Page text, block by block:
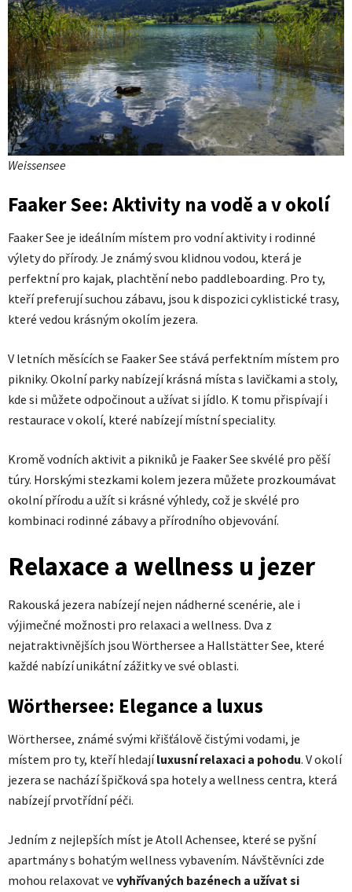
Weissensee
Faaker See: Aktivity na vodě a v okolí
Faaker See je ideálním místem pro vodní aktivity i rodinné
výlety do přírody. Je známý svou klidnou vodou, která je
perfektní pro kajak, plachtění nebo paddleboarding. Pro ty,
kteří preferují suchou zábavu, jsou k dispozici cyklistické trasy,
které vedou krásným okolím jezera.
V letních měsících se Faaker See stává perfektním místem pro
pikniky. Okolní parky nabízejí krásná místa s lavičkami a stoly,
kde si můžete odpočinout a užívat si jídlo. K tomu přispívají i
restaurace v okolí, které nabízejí místní speciality.
Kromě vodních aktivit a pikniků je Faaker See skvélé pro pěší
túry. Horskými stezkami kolem jezera můžete prozkoumávat
okolní přírodu a užít si krásné výhledy, což je skvélé pro
kombinaci rodinné zábavy a přírodního objevování.
Relaxace a wellness u jezer
Rakouská jezera nabízejí nejen nádherné scenérie, ale i
výjimečné možnosti pro relaxaci a wellness. Dva z
nejatraktivnějších jsou Wörthersee a Hallstätter See, které
každé nabízí unikátní zážitky ve své oblasti.
Wörthersee: Elegance a luxus
Wörthersee, známé svými křišťálově čistými vodami, je
místem pro ty, kteří hledajíluxusní relaxaci a pohodu. V okolí
jezera se nachází špičková spa hotely a wellness centra, která
nabízejí prvotřídní péči.
Jedním z nejlepších míst je Atoll Achensee, které se pyšní
apartmány s bohatým wellness vybavením. Návštěvníci zde
mohou relaxovat ve vyhřívaných bazénech a užívat si